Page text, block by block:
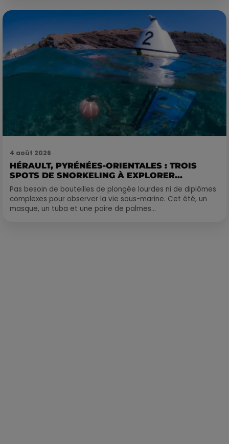
4 août 2026
HÉRAULT, PYRÉNÉES-ORIENTALES : TROIS
SPOTS DE SNORKELING À EXPLORER...
Pas besoin de bouteilles de plongée lourdes ni de diplômes
complexes pour observer la vie sous-marine. Cet été, un
masque, un tuba et une paire de palmes...